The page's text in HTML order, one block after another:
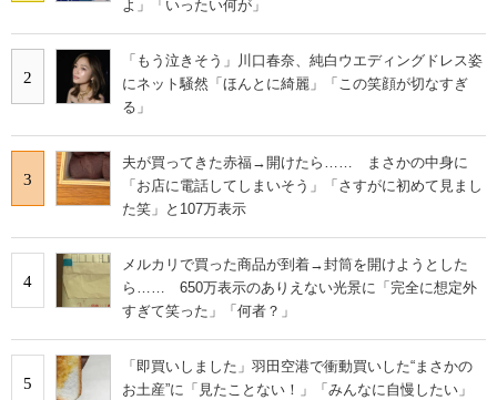
よ」「いったい何が」
2
「もう泣きそう」川口春奈、純白ウエディングドレス姿
にネット騒然「ほんとに綺麗」「この笑顔が切なすぎ
る」
3
夫が買ってきた赤福→開けたら…… まさかの中身に
「お店に電話してしまいそう」「さすがに初めて見まし
た笑」と107万表示
4
メルカリで買った商品が到着→封筒を開けようとした
ら…… 650万表示のありえない光景に「完全に想定外
すぎて笑った」「何者？」
5
「即買いしました」羽田空港で衝動買いした“まさかの
お土産”に「見たことない！」「みんなに自慢したい」